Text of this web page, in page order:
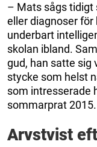
– Mats sågs tidigt
eller diagnoser
underbart
skolan ibland.
gud, han satte sig
stycke som helst
som intresserade
sommarprat 2015.
Arvstvist